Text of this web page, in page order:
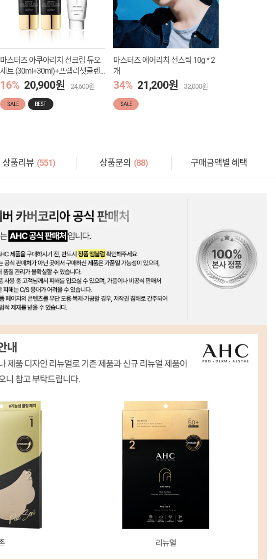
마스터즈 아쿠아리치 선크림 듀오
세트 (30ml+30ml)+프렙리셋클렌
징폼 30ml
16% 20,900원 24,600원
SALE BEST
마스터즈 에어리치 선스틱 10g * 2
개
34% 21,200원 32,000원
SALE
상품리뷰 (551) 상품문의 (88) 구매금액별 혜택